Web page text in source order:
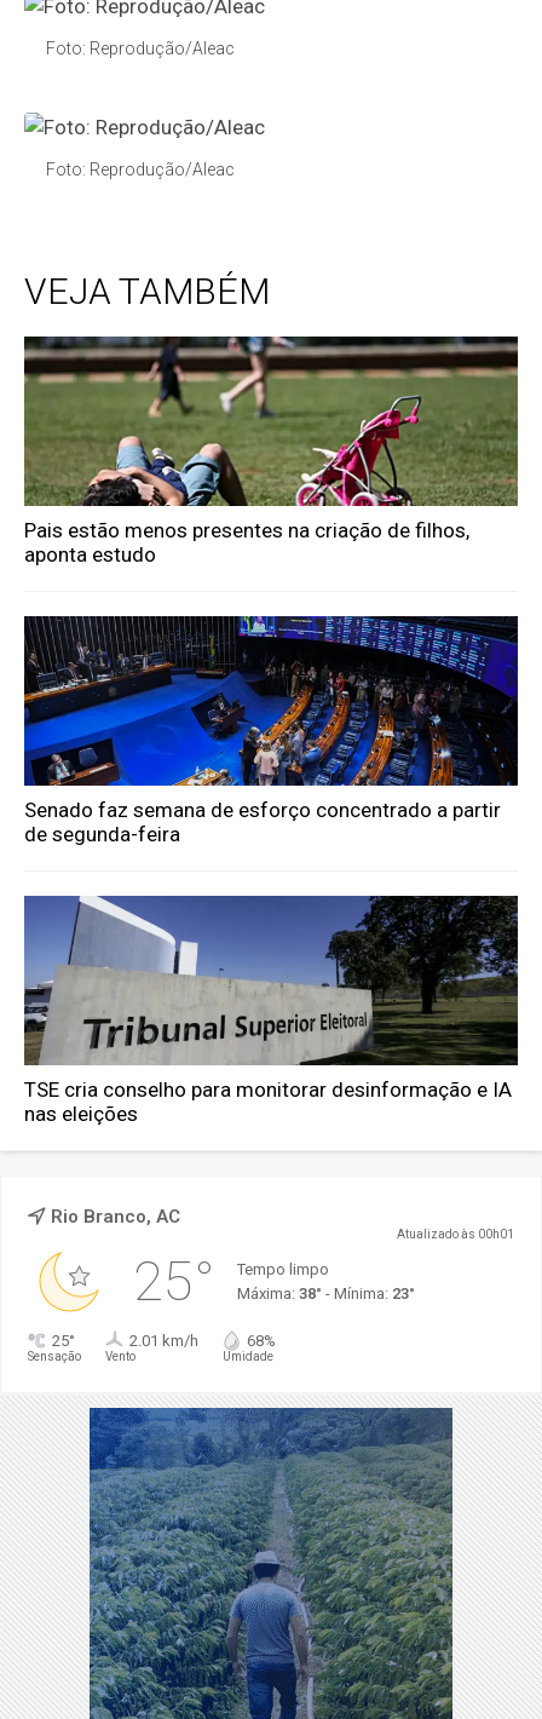
Foto: Reprodução/Aleac
Foto: Reprodução/Aleac
VEJA TAMBÉM
Pais estão menos presentes na criação de filhos,
aponta estudo
Senado faz semana de esforço concentrado a partir
de segunda-feira
TSE cria conselho para monitorar desinformação e IA
nas eleições
Rio Branco, AC
Atualizado às 00h01
25°
Tempo limpo
Máxima: 38° - Mínima: 23°
25°
Sensação
2.01 km/h
Vento
68%
Umidade